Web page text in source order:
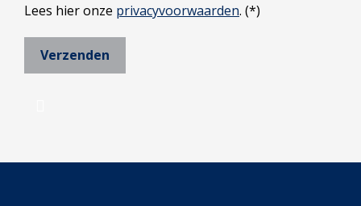
Lees hier onze privacyvoorwaarden. (*)